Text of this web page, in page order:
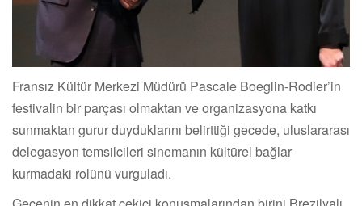
Fransız Kültür Merkezi Müdürü Pascale Boeglin-Rodier’in
festivalin bir parçası olmaktan ve organizasyona katkı
sunmaktan gurur duyduklarını belirttiği gecede, uluslararası
delegasyon temsilcileri sinemanın kültürel bağlar
kurmadaki rolünü vurguladı.